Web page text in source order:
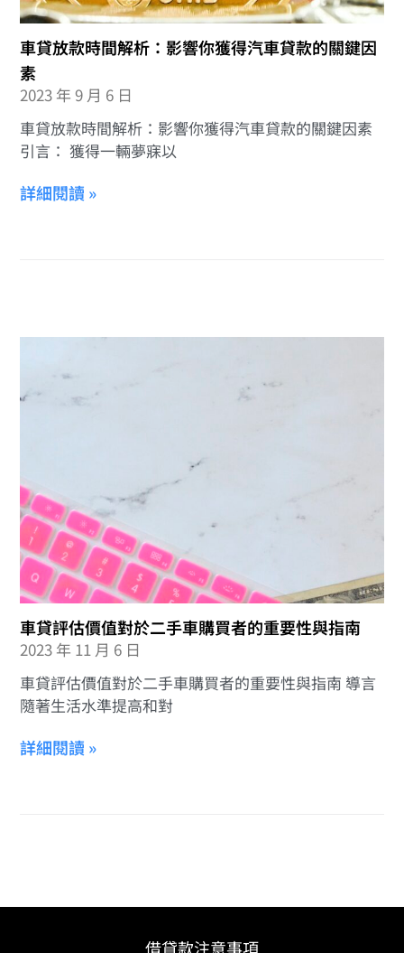
車貸放款時間解析：影響你獲得汽車貸款的關鍵因
素
2023 年 9 月 6 日
車貸放款時間解析：影響你獲得汽車貸款的關鍵因素
引言： 獲得一輛夢寐以
詳細閱讀 »
車貸評估價值對於二手車購買者的重要性與指南
2023 年 11 月 6 日
車貸評估價值對於二手車購買者的重要性與指南 導言
隨著生活水準提高和對
詳細閱讀 »
借貸款注意事項